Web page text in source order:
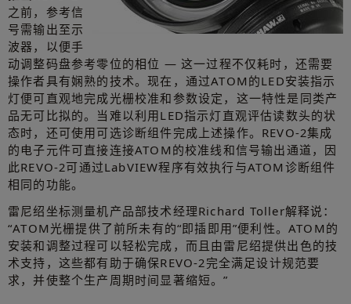
之前，参考信
号需输出至示
波器，以便手
动调整码盘参考零位的相位 — 这一过程不仅耗时，还需要
操作者具有娴熟的技术。现在，通过ATOM的LED安装指示
灯便可直观地完成光栅校准和参数设定，这一特性是同类产
品无可比拟的。当难以利用LED指示灯直观评估读数头的状
态时，还可使用可选诊断组件完成上述操作。REVO-2集成
的电子元件可直接连接ATOM的校准线和信号输出通道，因
此REVO-2可通过LabVIEW程序有效执行与ATOM诊断组件
相同的功能。
雷尼绍坐标测量机产品部技术经理Richard Toller解释说：
“ATOM光栅提供了前所未有的“即插即用”便利性。ATOM的
安装和调整过程可以轻松完成，而且由雷尼绍提供出色的技
术支持，这些都有助于确保REVO-2完全满足设计规范要
求，并使整个生产周期时间显著缩短。”